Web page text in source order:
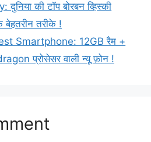
की टॉप बोरबन व्हिस्की
तरीके !
Smartphone: 12GB रैम +
प्रोसेसर वाली न्यू फ़ोन !